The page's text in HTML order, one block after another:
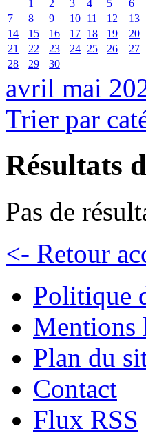
1
2 3 4 5
6
7
8 9 10 11 12
13
14
15 16 17 18 19
20
21
22 23 24 25 26
27
28
29 30
avril mai
Trier par
Résultats
Pas de
<- Retour
Politique
Mentions
Plan du
Contact
Flux RSS